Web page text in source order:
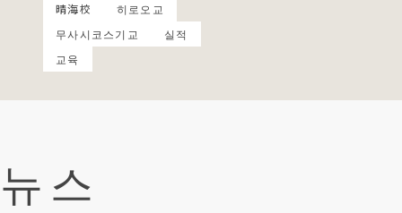
晴海校
히로오교
무사시코스기교
실적
교육
뉴스